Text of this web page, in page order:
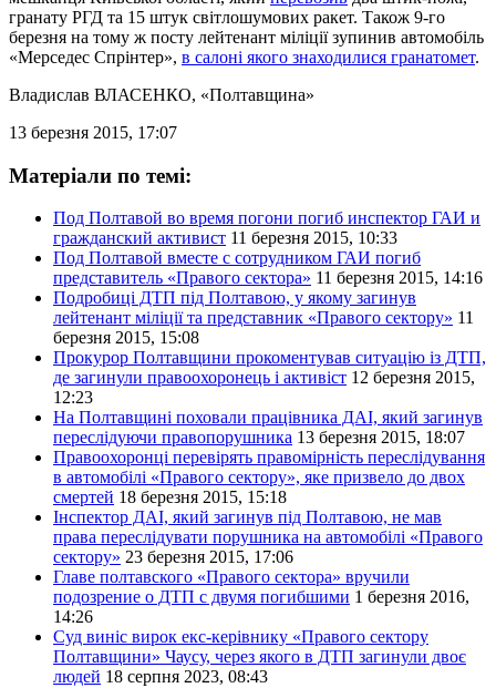
гранату РГД та 15 штук світлошумових ракет. Також 9-го
березня на тому ж посту лейтенант міліції зупинив автомобіль
«Мерседес Спрінтер», в салоні якого знаходилися гранатомет.
Владислав ВЛАСЕНКО, «Полтавщина»
13 березня 2015, 17:07
Матеріали по темі:
Под Полтавой во время погони погиб инспектор ГАИ и
гражданский активист 11 березня 2015, 10:33
Под Полтавой вместе с сотрудником ГАИ погиб
представитель «Правого сектора» 11 березня 2015, 14:16
Подробиці ДТП під Полтавою, у якому загинув
лейтенант міліції та представник «Правого сектору» 11
березня 2015, 15:08
Прокурор Полтавщини прокоментував ситуацію із ДТП,
де загинули правоохоронець і активіст 12 березня 2015,
12:23
На Полтавщині поховали працівника ДАІ, який загинув
переслідуючи правопорушника 13 березня 2015, 18:07
Правоохоронці перевірять правомірність переслідування
в автомобілі «Правого сектору», яке призвело до двох
смертей 18 березня 2015, 15:18
Інспектор ДАІ, який загинув під Полтавою, не мав
права переслідувати порушника на автомобілі «Правого
сектору» 23 березня 2015, 17:06
Главе полтавского «Правого сектора» вручили
подозрение о ДТП с двумя погибшими 1 березня 2016,
14:26
Суд виніс вирок екс-керівнику «Правого сектору
Полтавщини» Чаусу, через якого в ДТП загинули двоє
людей 18 серпня 2023, 08:43